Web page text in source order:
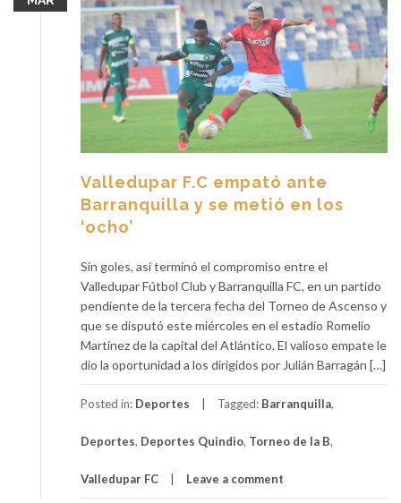
Valledupar F.C empató ante
Barranquilla y se metió en los
‘ocho’
Sin goles, así terminó el compromiso entre el
Valledupar Fútbol Club y Barranquilla FC, en un partido
pendiente de la tercera fecha del Torneo de Ascenso y
que se disputó este miércoles en el estadio Romelio
Martínez de la capital del Atlántico. El valioso empate le
dio la oportunidad a los dirigidos por Julián Barragán […]
Posted in: Deportes Tagged: Barranquilla,
Deportes, Deportes Quindio, Torneo de la B,
Valledupar FC Leave a comment